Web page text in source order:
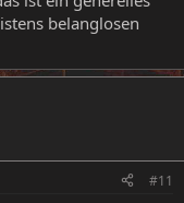
belanglosen
#11